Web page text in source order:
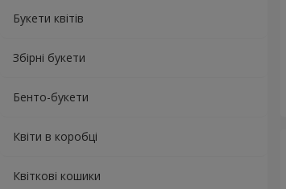
Букети квітів
Збірні букети
Бенто-букети
Квіти в коробці
Квіткові кошики